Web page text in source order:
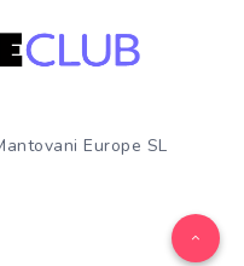
Europe SL